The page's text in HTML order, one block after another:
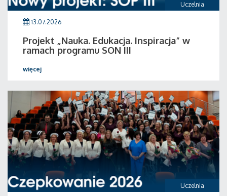
Uczelnia
13.07.2026
Projekt „Nauka. Edukacja. Inspiracja” w
ramach programu SON III
więcej
Uczelnia